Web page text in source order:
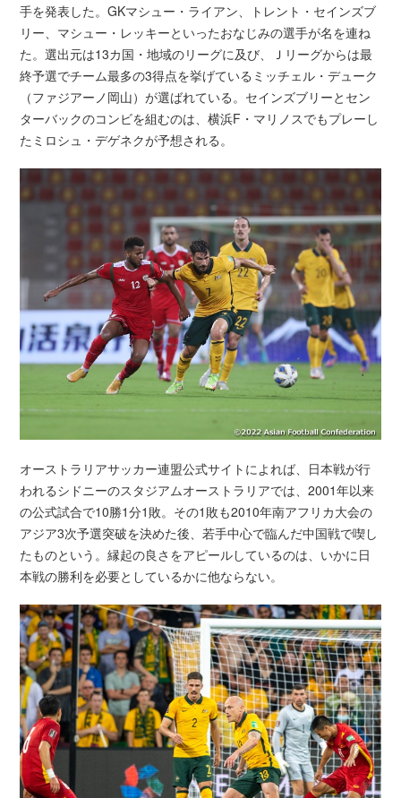
手を発表した。GKマシュー・ライアン、トレント・セインズブ
リー、マシュー・レッキーといったおなじみの選手が名を連ね
た。選出元は13カ国・地域のリーグに及び、Ｊリーグからは最
終予選でチーム最多の3得点を挙げているミッチェル・デューク
（ファジアーノ岡山）が選ばれている。セインズブリーとセン
ターバックのコンビを組むのは、横浜F・マリノスでもプレーし
たミロシュ・デゲネクが予想される。
オーストラリアサッカー連盟公式サイトによれば、日本戦が行
われるシドニーのスタジアムオーストラリアでは、2001年以来
の公式試合で10勝1分1敗。その1敗も2010年南アフリカ大会の
アジア3次予選突破を決めた後、若手中心で臨んだ中国戦で喫し
たものという。縁起の良さをアピールしているのは、いかに日
本戦の勝利を必要としているかに他ならない。